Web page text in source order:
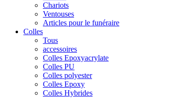
Chariots
Ventouses
Articles pour le funéraire
Colles
Tous
accessoires
Colles Epoxyacrylate
Colles PU
Colles polyester
Colles Epoxy
Colles Hybrides